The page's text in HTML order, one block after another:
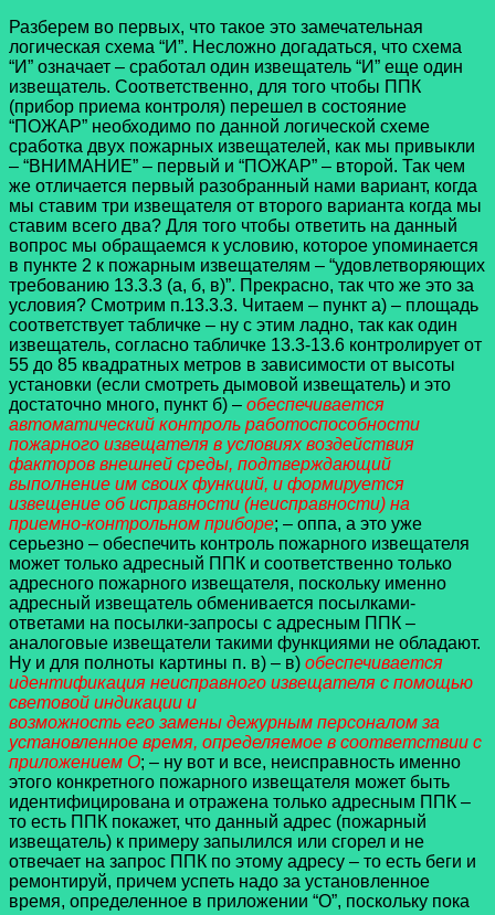
Разберем во первых, что такое это замечательная
логическая схема “И”. Несложно догадаться, что схема
“И” означает – сработал один извещатель “И” еще один
извещатель. Соответственно, для того чтобы ППК
(прибор приема контроля) перешел в состояние
“ПОЖАР” необходимо по данной логической схеме
сработка двух пожарных извещателей, как мы привыкли
– “ВНИМАНИЕ” – первый и “ПОЖАР” – второй. Так чем
же отличается первый разобранный нами вариант, когда
мы ставим три извещателя от второго варианта когда мы
ставим всего два? Для того чтобы ответить на данный
вопрос мы обращаемся к условию, которое упоминается
в пункте 2 к пожарным извещателям – “удовлетворяющих
требованию 13.3.3 (а, б, в)”. Прекрасно, так что же это за
условия? Смотрим п.13.3.3. Читаем – пункт а) – площадь
соответствует табличке – ну с этим ладно, так как один
извещатель, согласно табличке 13.3-13.6 контролирует от
55 до 85 квадратных метров в зависимости от высоты
установки (если смотреть дымовой извещатель) и это
достаточно много, пункт б) – обеспечивается
автоматический контроль работоспособности
пожарного извещателя в условиях воздействия
факторов внешней среды, подтверждающий
выполнение им своих функций, и формируется
извещение об исправности (неисправности) на
приемно-контрольном приборе; – оппа, а это уже
серьезно – обеспечить контроль пожарного извещателя
может только адресный ППК и соответственно только
адресного пожарного извещателя, поскольку именно
адресный извещатель обменивается посылками-
ответами на посылки-запросы с адресным ППК –
аналоговые извещатели такими функциями не обладают.
Ну и для полноты картины п. в) – в) обеспечивается
идентификация неисправного извещателя с помощью
световой индикации и
возможность его замены дежурным персоналом за
установленное время, определяемое в соответствии с
приложением О; – ну вот и все, неисправность именно
этого конкретного пожарного извещателя может быть
идентифицирована и отражена только адресным ППК –
то есть ППК покажет, что данный адрес (пожарный
извещатель) к примеру запылился или сгорел и не
отвечает на запрос ППК по этому адресу – то есть беги и
ремонтируй, причем успеть надо за установленное
время, определенное в приложении “О”, поскольку пока